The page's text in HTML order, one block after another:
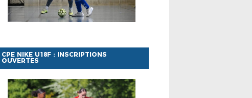
CPE NIKE U18F : INSCRIPTIONS
OUVERTES